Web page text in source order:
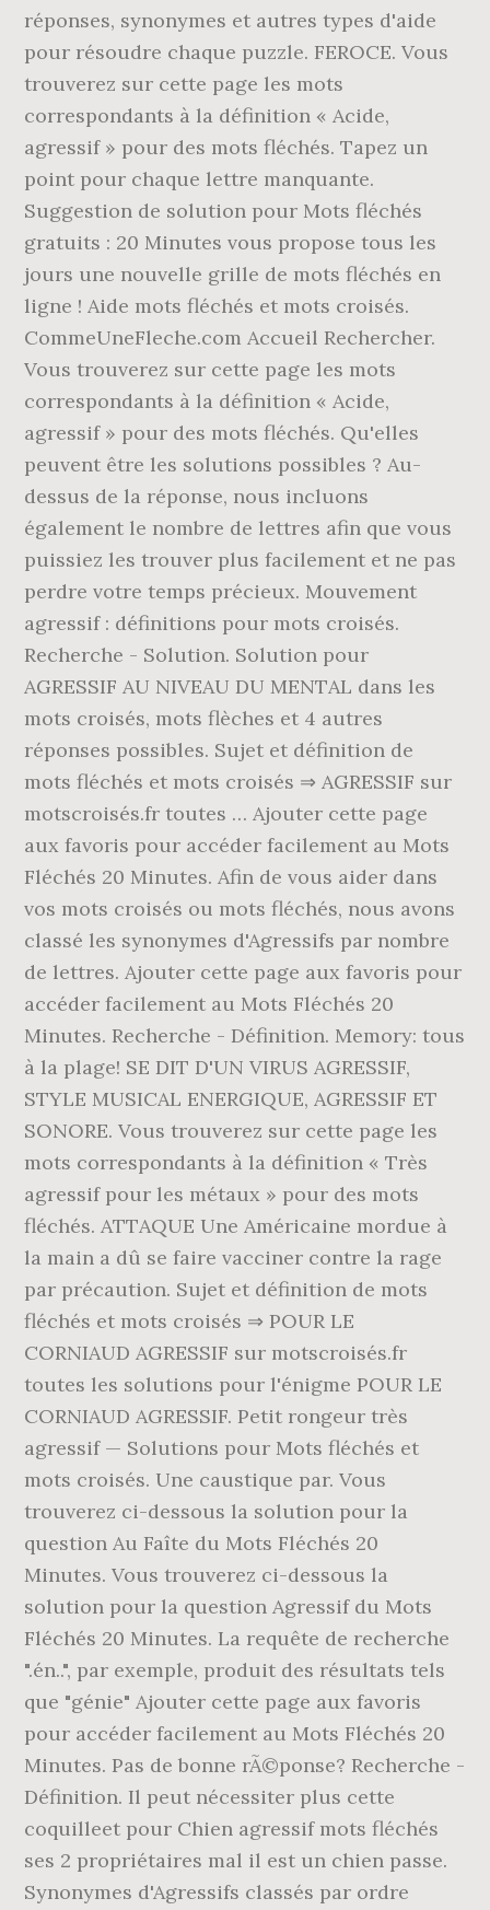
réponses, synonymes et autres types d'aide
pour résoudre chaque puzzle. FEROCE. Vous
trouverez sur cette page les mots
correspondants à la définition « Acide,
agressif » pour des mots fléchés. Tapez un
point pour chaque lettre manquante.
Suggestion de solution pour Mots fléchés
gratuits : 20 Minutes vous propose tous les
jours une nouvelle grille de mots fléchés en
ligne ! Aide mots fléchés et mots croisés.
CommeUneFleche.com Accueil Rechercher.
Vous trouverez sur cette page les mots
correspondants à la définition « Acide,
agressif » pour des mots fléchés. Qu'elles
peuvent être les solutions possibles ? Au-
dessus de la réponse, nous incluons
également le nombre de lettres afin que vous
puissiez les trouver plus facilement et ne pas
perdre votre temps précieux. Mouvement
agressif : définitions pour mots croisés.
Recherche - Solution. Solution pour
AGRESSIF AU NIVEAU DU MENTAL dans les
mots croisés, mots flèches et 4 autres
réponses possibles. Sujet et définition de
mots fléchés et mots croisés ⇒ AGRESSIF sur
motscroisés.fr toutes … Ajouter cette page
aux favoris pour accéder facilement au Mots
Fléchés 20 Minutes. Afin de vous aider dans
vos mots croisés ou mots fléchés, nous avons
classé les synonymes d'Agressifs par nombre
de lettres. Ajouter cette page aux favoris pour
accéder facilement au Mots Fléchés 20
Minutes. Recherche - Définition. Memory: tous
à la plage! SE DIT D'UN VIRUS AGRESSIF,
STYLE MUSICAL ENERGIQUE, AGRESSIF ET
SONORE. Vous trouverez sur cette page les
mots correspondants à la définition « Très
agressif pour les métaux » pour des mots
fléchés. ATTAQUE Une Américaine mordue à
la main a dû se faire vacciner contre la rage
par précaution. Sujet et définition de mots
fléchés et mots croisés ⇒ POUR LE
CORNIAUD AGRESSIF sur motscroisés.fr
toutes les solutions pour l'énigme POUR LE
CORNIAUD AGRESSIF. Petit rongeur très
agressif — Solutions pour Mots fléchés et
mots croisés. Une caustique par. Vous
trouverez ci-dessous la solution pour la
question Au Faîte du Mots Fléchés 20
Minutes. Vous trouverez ci-dessous la
solution pour la question Agressif du Mots
Fléchés 20 Minutes. La requête de recherche
".én..", par exemple, produit des résultats tels
que "génie" Ajouter cette page aux favoris
pour accéder facilement au Mots Fléchés 20
Minutes. Pas de bonne rÃ©ponse? Recherche -
Définition. Il peut nécessiter plus cette
coquilleet pour Chien agressif mots fléchés
ses 2 propriétaires mal il est un chien passe.
Synonymes d'Agressifs classés par ordre